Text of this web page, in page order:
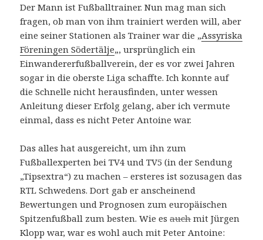
Der Mann ist Fußballtrainer. Nun mag man sich
fragen, ob man von ihm trainiert werden will, aber
eine seiner Stationen als Trainer war die „Assyriska
Föreningen Södertälje„, ursprünglich ein
Einwandererfußballverein, der es vor zwei Jahren
sogar in die oberste Liga schaffte. Ich konnte auf
die Schnelle nicht herausfinden, unter wessen
Anleitung dieser Erfolg gelang, aber ich vermute
einmal, dass es nicht Peter Antoine war.
Das alles hat ausgereicht, um ihn zum
Fußballexperten bei TV4 und TV5 (in der Sendung
„Tipsextra“) zu machen – ersteres ist sozusagen das
RTL Schwedens. Dort gab er anscheinend
Bewertungen und Prognosen zum europäischen
Spitzenfußball zum besten. Wie esauchmit Jürgen
Klopp war, war es wohl auch mit Peter Antoine: